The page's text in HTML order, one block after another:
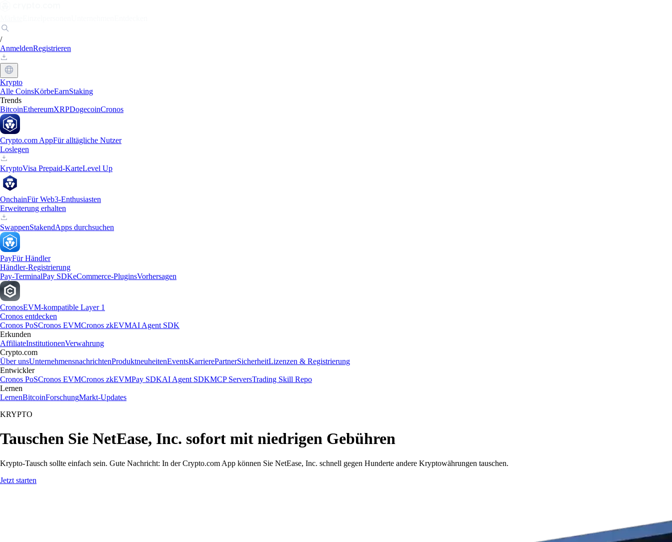
/
AnmeldenRegistrieren
Krypto
Alle CoinsKörbeEarnStaking
Trends
BitcoinEthereumXRPDogecoinCronos
Crypto.com AppFür alltägliche Nutzer
Loslegen
KryptoVisa Prepaid-KarteLevel Up
OnchainFür Web3-Enthusiasten
Erweiterung erhalten
SwappenStakendApps durchsuchen
PayFür Händler
Händler-Registrierung
Pay-TerminalPay SDKeCommerce-PluginsVorhersagen
CronosEVM-kompatible Layer 1
Cronos entdecken
Cronos PoSCronos EVMCronos zkEVMAI Agent SDK
Erkunden
AffiliateInstitutionenVerwahrung
Crypto.com
Über unsUnternehmensnachrichtenProduktneuheitenEventsKarrierePartnerSicherheitLizenzen & Registrierung
Entwickler
Cronos PoSCronos EVMCronos zkEVMPay SDKAI Agent SDKMCP ServersTrading Skill Repo
Lernen
LernenBitcoinForschungMarkt-Updates
KRYPTO
Tauschen Sie NetEase, Inc. sofort mit niedrigen Gebühren
Krypto-Tausch sollte einfach sein. Gute Nachricht: In der Crypto.com App können Sie NetEase, Inc. schnell gegen Hunderte andere Kryptowährungen tauschen.
Jetzt starten